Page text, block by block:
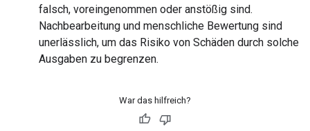
falsch, voreingenommen oder anstößig sind.
Nachbearbeitung und menschliche Bewertung sind
unerlässlich, um das Risiko von Schäden durch solche
Ausgaben zu begrenzen.
War das hilfreich?